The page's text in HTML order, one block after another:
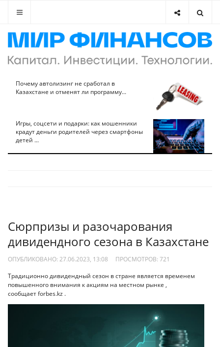
Почему автолизинг не сработал в
Казахстане и отменят ли программу...
Игры, соцсети и подарки: как мошенники
крадут деньги родителей через смартфоны
детей ...
Сюрпризы и разочарования
дивидендного сезона в Казахстане
ОПУБЛИКОВАНО: 27.06.2023, 13:08 ПРОСМОТРОВ: 721
Традиционно дивидендный сезон в стране является временем
повышенного внимания к акциям на местном рынке ,
сообщает forbes.kz .